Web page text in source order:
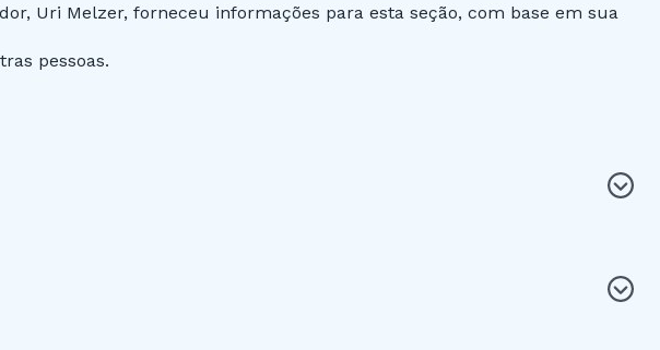
Uri Melzer, forneceu informações para esta seção, com base em sua
pessoas.